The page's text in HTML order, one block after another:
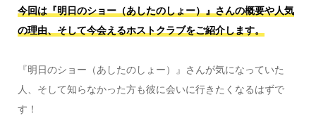
今回は『明日のショー（あしたのしょー）』さんの概要や人気
の理由、そして今会えるホストクラブをご紹介します。
『明日のショー（あしたのしょー）』さんが気になっていた
人、そして知らなかった方も彼に会いに行きたくなるはずで
す！